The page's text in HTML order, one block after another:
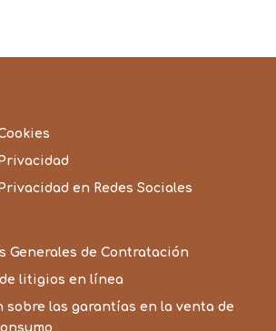
en Redes Sociales
Generales de Contratación
litigios en línea
sobre las garantías en la venta de